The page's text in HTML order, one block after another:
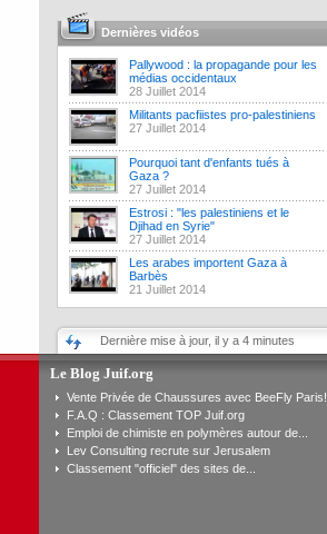
Dernières vidéos
Pallywood : la propagande pour les
médias occidentaux
28 Juillet 2014
Militants pacfiistes pro-palestiniens
27 Juillet 2014
Pourquoi tant d'enfants tués à
Gaza ?
27 Juillet 2014
Estrosi : "les palestiniens et le
Djihad en Syrie"
27 Juillet 2014
Les arabes importent Gaza à
Barbès
21 Juillet 2014
Dernière mise à jour, il y a 4 minutes
Le Blog Juif.org
Vente Privée de Chaussures avec BeeFly Paris!
F.A.Q : Classement TOP Juif.org
Emploi de chimiste en polymères autour de...
Lev Consulting recrute sur Jerusalem
Classement "officiel" des sites de...